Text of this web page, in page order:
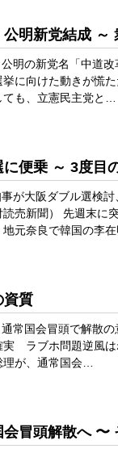
公明新党結成 ～
明の新党名「中道
に向けた動きが慌
ても、立憲民主党と…
に便乗 ～ 3度目
が大阪ダブル選検
読売新聞） 先週末に
元奈良で韓国の李在
資質
常国会冒頭で解散
実 ラブホ問題逆風は
が、通常国会…
会冒頭解散へ 〜